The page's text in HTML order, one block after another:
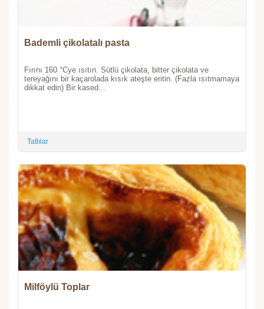
Bademli çikolatalı pasta
Fırını 160 °Cye ısıtın. Sütlü çikolata, bitter çikolata ve
tereyağını bir kaçarolada kısık ateşte eritin. (Fazla ısıtmamaya
dikkat edin) Bir kased...
Tatlılar
Milföylü Toplar